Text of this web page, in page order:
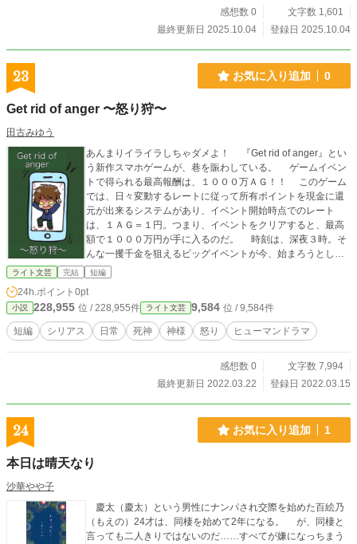
感想数 0
文字数 1,601
最終更新日 2025.10.04
登録日 2025.10.04
23 お気に入り追加 0
Get rid of anger 〜怒り狩〜
田古みゆう
あんまりイライラしちゃダメよ！ 『Get rid of anger』とい
う新作スマホゲームが、巷を賑わしている。 ゲームイベン
トで得られる最高報酬は、１０００万ＡＧ！！ このゲーム
では、日々変動するレートに従って所有ポイントを現金に還
元が出来るシステムがあり、イベント開始時点でのレート
は、１ＡＧ＝１円。つまり、イベントをクリアすると、最高
額で１０００万円が手に入るのだ。 時刻は、深夜３時。そ
んな一攫千金を狙えるビッグイベントが今、始まろうとして
いた。
ライト文芸 完結 短編
24h.ポイント 0pt
小説 228,955 位 / 228,955件 ライト文芸 9,584 位 / 9,584件
短編 シリアス 日常 死神 神様 怒り ヒューマンドラマ
感想数 0
文字数 7,994
最終更新日 2022.03.22
登録日 2022.03.15
24 お気に入り追加 1
本日は晴天なり
沙華やや子
慶太（慶太）という男性にナンパされ交際を始めた百絵乃
（もえの）24才は、同棲を始めて2年になる。 が、同棲と
言っても二人きりではないのだ……すべてが嫌になっちまう